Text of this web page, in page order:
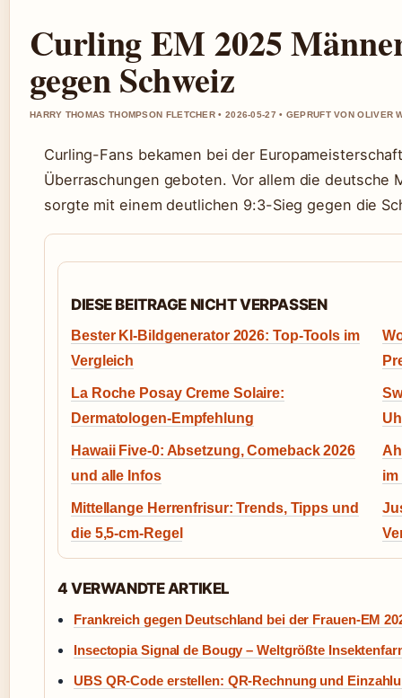
Curling EM 2025
gegen Schweiz
HARRY THOMAS THOMPSON FLETCHER • 2026-05-27 • GEPRUFT VON OLIVER
Curling-Fans bekamen bei der
Überraschungen geboten. Vor allem die deutsche
sorgte mit einem deutlichen 9:3-Sieg gegen die
DIESE BEITRAGE NICHT VERPASSEN
Bester KI-Bildgenerator 2026: Top-Tools im
Vergleich
La Roche Posay Creme Solaire:
Dermatologen-Empfehlung
Hawaii Five-0: Absetzung, Comeback 2026
und alle Infos
im
Mittellange Herrenfrisur: Trends, Tipps und
die 5,5-cm-Regel
4 VERWANDTE ARTIKEL
Frankreich gegen Deutschland bei der Frauen-EM
Insectopia Signal de Bougy – Weltgrößte
UBS QR-Code erstellen: QR-Rechnung und